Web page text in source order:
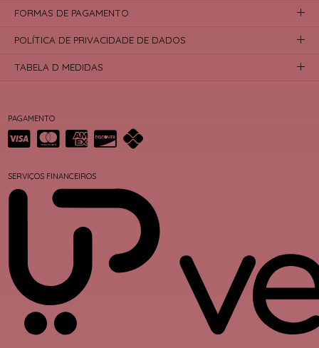
PAGAMENTO
SERVIÇOS FINANCEIROS
FORMAS DE PAGAMENTO
POLÍTICA DE PRIVACIDADE DE DADOS
TABELA D MEDIDAS